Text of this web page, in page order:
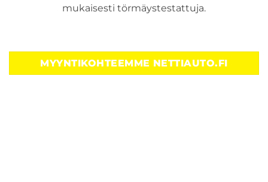
mukaisesti törmäystestattuja.
MYYNTIKOHTEEMME NETTIAUTO.FI